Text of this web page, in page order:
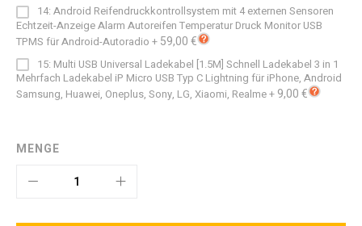
14: Android Reifendruckkontrollsystem mit 4 externen Sensoren
Echtzeit-Anzeige Alarm Autoreifen Temperatur Druck Monitor USB
TPMS für Android-Autoradio + 59,00 €
15: Multi USB Universal Ladekabel [1.5M] Schnell Ladekabel 3 in 1
Mehrfach Ladekabel iP Micro USB Typ C Lightning für iPhone, Android
Samsung, Huawei, Oneplus, Sony, LG, Xiaomi, Realme+ 9,00 €
MENGE